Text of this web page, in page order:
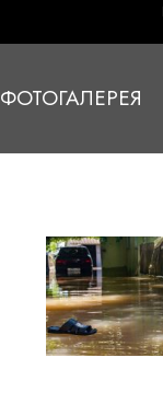
ФОТОГАЛЕРЕЯ